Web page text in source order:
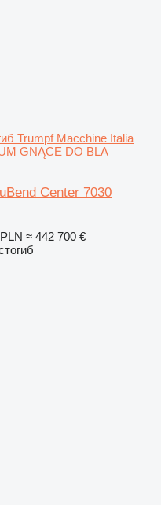
Trumpf Macchine Italia
GNĄCE DO BLA
Center 7030
≈ 442 700 €